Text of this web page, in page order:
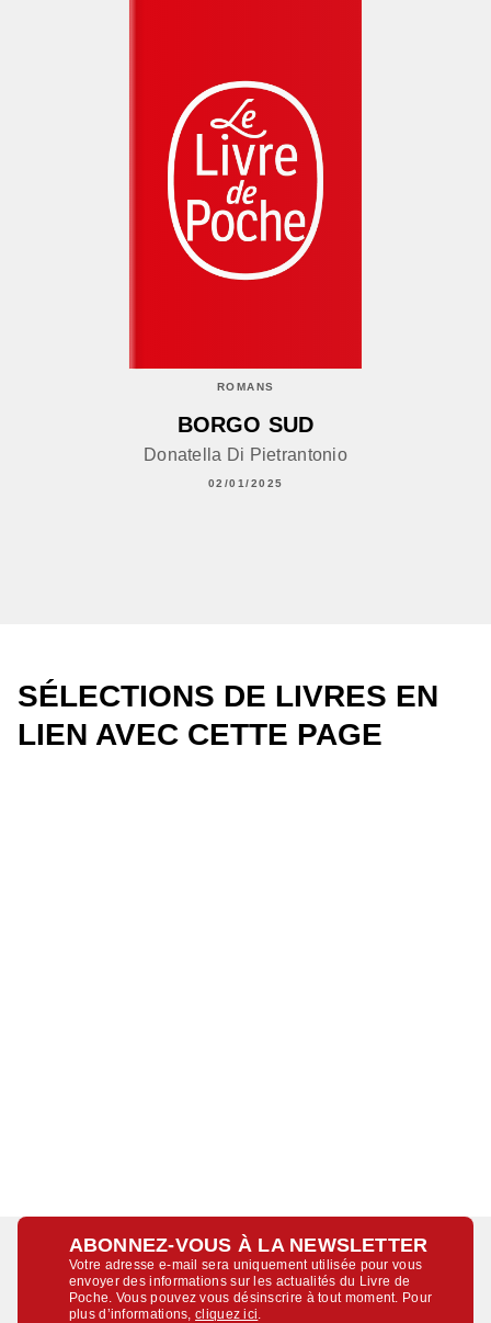
ROMANS
BORGO SUD
Donatella Di Pietrantonio
02/01/2025
SÉLECTIONS DE LIVRES EN
LIEN AVEC CETTE PAGE
ABONNEZ-VOUS À LA NEWSLETTER
Votre adresse e-mail sera uniquement utilisée pour vous
envoyer des informations sur les actualités du Livre de
Poche. Vous pouvez vous désinscrire à tout moment. Pour
plus d’informations,cliquez ici